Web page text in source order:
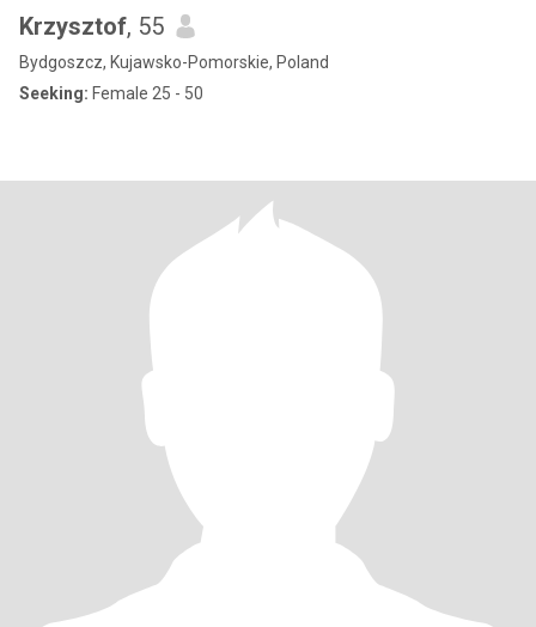
Krzysztof, 55
Bydgoszcz, Kujawsko-Pomorskie, Poland
Seeking: Female 25 - 50